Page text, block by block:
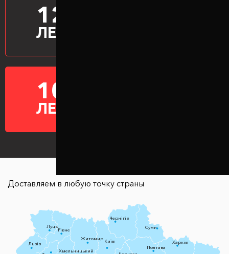
12
ЛЕТ
10
ЛЕТ
Доставляем в любую точку страны
Луцьк
Київ
Житомир
Рівне
Львів
Харків
Полтава
Суми
Чернігів
Хмельницький